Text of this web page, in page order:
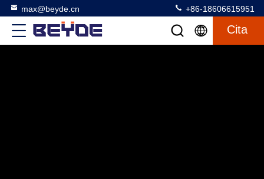
max@beyde.cn +86-18606615951
Cita